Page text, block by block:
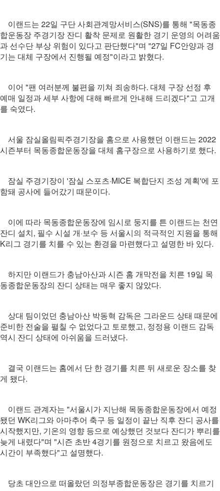
이랜드는 22일 구단 사회관계망서비스(SNS)를 통해 "목동종
합운동장 주경기장 잔디 활착 문제로 원활한 경기 운영의 어려움
과 선수단 부상 위험이 있다고 판단했다"며 "27일 FC안양과 경
기는 대체 구장에서 진행될 예정"이라고 밝혔다.
이어 "팬 여러분께 불편을 끼쳐 죄송하다. 대체 구장 선정 후
예매 일정과 세부 사항에 대해 빠르게 안내해 드리겠다"고 고개
를 숙였다.
서울 잠실올림픽주경기장을 홈으로 사용했던 이랜드는 2022
시즌부터 목동종합운동장을 대체 홈구장으로 사용하기로 했다.
잠실 주경기장이 '잠실 스포츠·MICE 복합단지 조성 계획'에 포
함돼 공사에 들어갔기 때문이다.
이에 따라 목동종합운동장에 임시로 둥지를 튼 이랜드는 천연
잔디 설치, 필수 시설 개·보수 등 서울시의 적극적인 지원을 통해
K리그 경기를 치를 수 있는 환경을 마련했다고 설명한 바 있다.
하지만 이랜드가 충남아산과 시즌 홈 개막전을 치른 19일 목
동종합운동장의 잔디 상태는 매우 좋지 않았다.
상대 팀이었던 충남아산 박동혁 감독은 그라운드 상태 때문에
준비한 전술을 펼칠 수 없었다고 토로했고, 정정용 이랜드 감독
역시 잔디 상태에 아쉬움을 드러냈다.
결국 이랜드는 홈에서 단 한 경기를 치른 뒤 새로운 장소를 찾
게 됐다.
이랜드 관계자는 "서울시가 지난해 목동종합운동장에서 예정
됐던 WK리그와 아마추어 축구 등 일정이 끝난 직후 잔디 공사를
시작했지만, 기온의 영향 등으로 예상했던 것보다 잔디가 뿌리를
늦게 내렸다"며 "시즌 초반 4경기를 원정으로 치르고 왔음에도
시간이 부족했다"고 설명했다.
당초 대안으로 떠올랐던 의정부종합운동장은 경기를 치르기